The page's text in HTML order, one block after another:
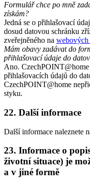
Formulář chce po mně
získám?
Jedná se o přihlašovací
dosud datovou schránku
zveřejněného na webových
Mám obavy zadávat do
přihlašovací údaje do
Ano.
přihlašovacích údajů do
CzechPOINT@home
styku.
22. Další informace
Další informace naleznete
23. Informace o
životní situace) je
a v jiné formě